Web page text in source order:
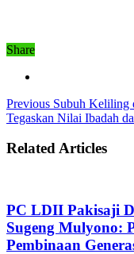
Share
Previous Subuh Keliling
Tegaskan Nilai Ibadah
Related Articles
PC LDII Pakisaji
Sugeng Mulyono:
Pembinaan